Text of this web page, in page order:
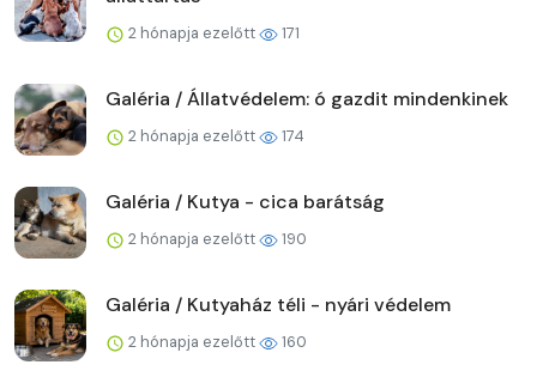
2 hónapja ezelőtt 171
Galéria / Állatvédelem: ó gazdit mindenkinek
2 hónapja ezelőtt 174
Galéria / Kutya - cica barátság
2 hónapja ezelőtt 190
Galéria / Kutyaház téli - nyári védelem
2 hónapja ezelőtt 160